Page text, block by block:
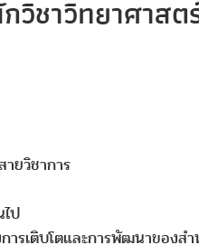
วิชาวิทยาศาส
ยวิชาการ
ป
ารเติบโตและการพัฒนาของ